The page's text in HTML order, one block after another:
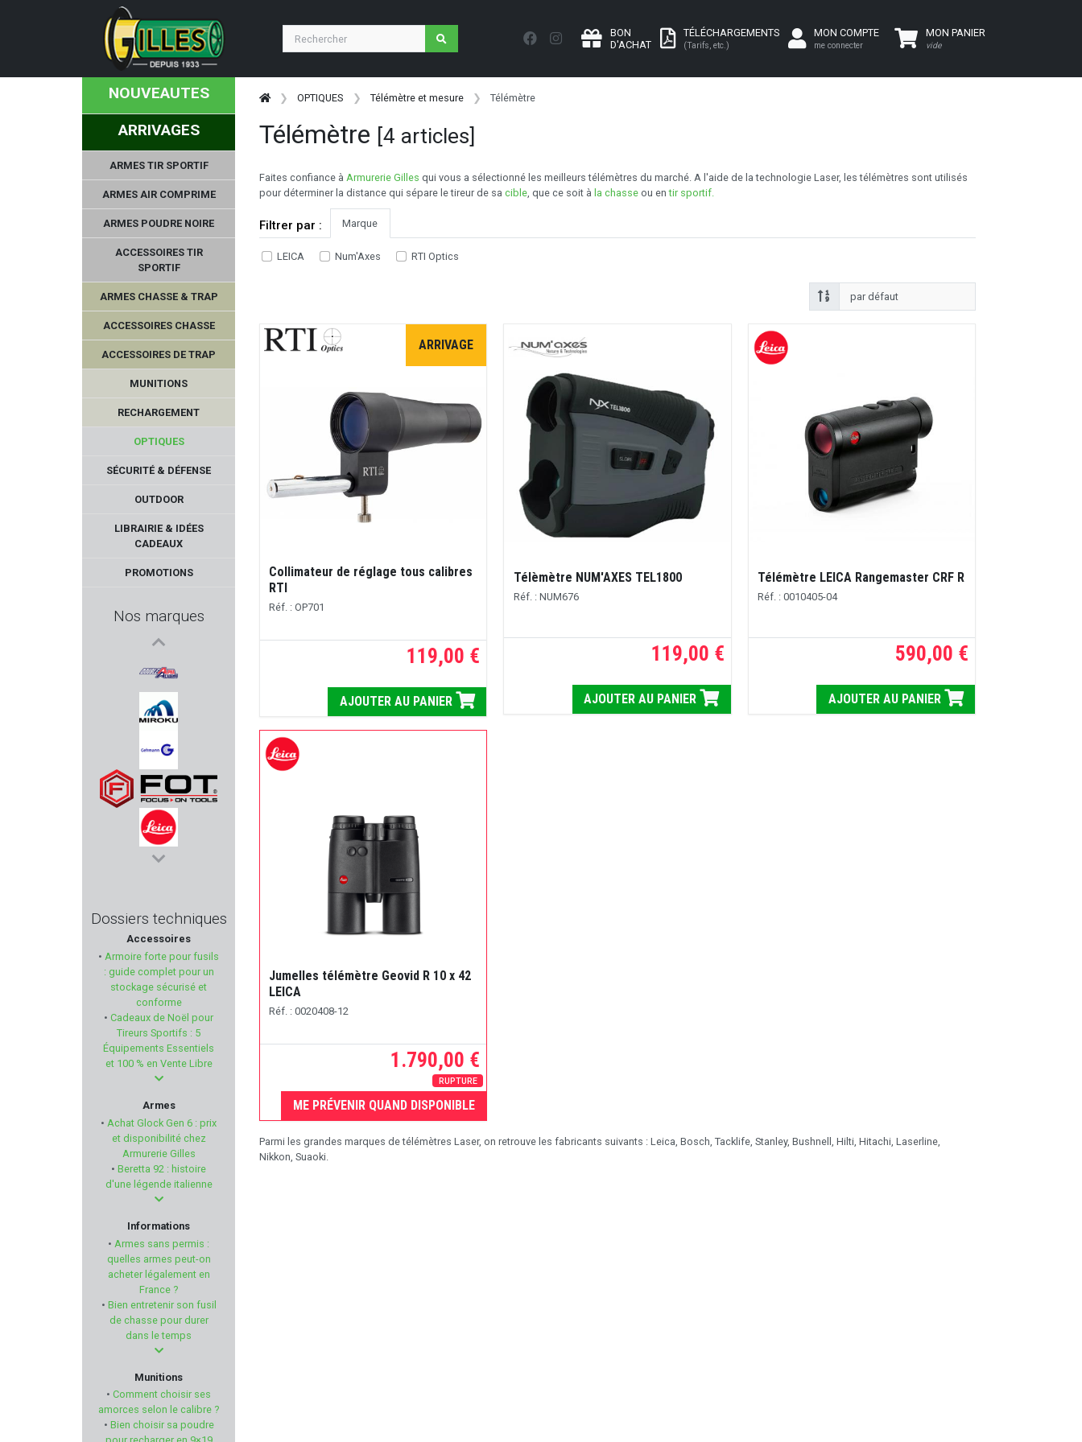
BON
D'ACHAT
TÉLÉCHARGEMENTS
(Tarifs, etc.)
MON COMPTE
me connecter
MON PANIER
vide
NOUVEAUTES
ARRIVAGES
ARMES TIR SPORTIF
ARMES AIR COMPRIME
ARMES POUDRE NOIRE
ACCESSOIRES TIR
SPORTIF
ARMES CHASSE & TRAP
ACCESSOIRES CHASSE
ACCESSOIRES DE TRAP
MUNITIONS
RECHARGEMENT
OPTIQUES
SÉCURITÉ & DÉFENSE
OUTDOOR
LIBRAIRIE & IDÉES
CADEAUX
PROMOTIONS
Nos marques
ACCU SHARP
DOUBLE ALPHA ACADEMY
MIROKU
GEHMANN
FOT - Focus On Tools
LEICA
KOWA
CZ
PIETTA
CANIHUNT
ESP
BENETT
MAROCCHI
Seasons
BUTLER CREEK
RWS
Dossiers techniques
Accessoires
• Armoire forte pour fusils
: guide complet pour un
stockage sécurisé et
conforme
• Cadeaux de Noël pour
Tireurs Sportifs : 5
Équipements Essentiels
et 100 % en Vente Libre
Armes
• Achat Glock Gen 6 : prix
et disponibilité chez
Armurerie Gilles
• Beretta 92 : histoire
d'une légende italienne
Informations
• Armes sans permis :
quelles armes peut-on
acheter légalement en
France ?
• Bien entretenir son fusil
de chasse pour durer
dans le temps
Munitions
• Comment choisir ses
amorces selon le calibre ?
• Bien choisir sa poudre
OPTIQUES Télémètre et mesure Télémètre
Télémètre [4 articles]
Faites confiance à Armurerie Gilles qui vous a sélectionné les meilleurs télémètres du marché. A l'aide de la technologie Laser, les télémètres sont utilisés
pour déterminer la distance qui sépare le tireur de sa cible, que ce soit à la chasse ou entir sportif.
Filtrer par : Marque
LEICA Num'Axes RTI Optics
ARRIVAGE
Collimateur de réglage tous calibres
RTI
Réf. : OP701
119,00 €
AJOUTER AU PANIER
Télèmètre NUM'AXES TEL1800
Réf. : NUM676
119,00 €
AJOUTER AU PANIER
Télémètre LEICA Rangemaster CRF R
Réf. : 0010405-04
590,00 €
AJOUTER AU PANIER
Jumelles télémètre Geovid R 10 x 42
LEICA
Réf. : 0020408-12
1.790,00 €
RUPTURE
ME PRÉVENIR QUAND DISPONIBLE
Parmi les grandes marques de télémètres Laser, on retrouve les fabricants suivants : Leica, Bosch, Tacklife, Stanley, Bushnell, Hilti, Hitachi, Laserline,
Nikkon, Suaoki.